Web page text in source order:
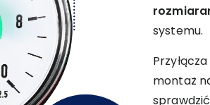
systemu.
montaż